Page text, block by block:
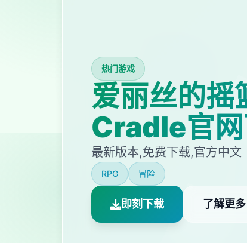
热门游戏
爱丽丝的
Cradle官
最新版本,免费下载,官方中文
RPG 冒险
即刻下载 了解更多